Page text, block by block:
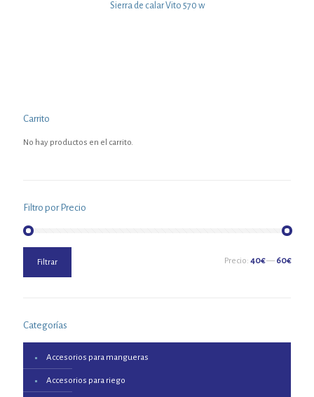
Sierra de calar Vito 570 w
Carrito
No hay productos en el carrito.
Filtro por Precio
mínimo
máximo
Filtrar Precio: 40€— 60€
Categorías
Accesorios para mangueras
Accesorios para riego